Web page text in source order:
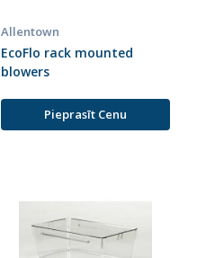
Allentown
EcoFlo rack mounted
blowers
Pieprasīt Cenu